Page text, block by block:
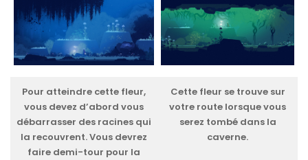
Pour atteindre cette fleur,
vous devez d’abord vous
débarrasser des racines qui
la recouvrent. Vous devrez
faire demi-tour pour la
Cette fleur se trouve sur
votre route lorsque vous
serez tombé dans la
caverne.